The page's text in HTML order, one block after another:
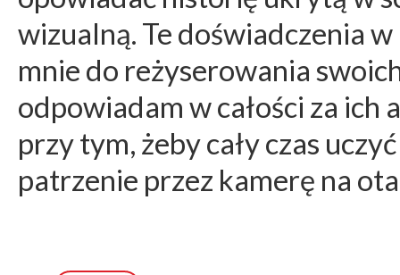
wizualną. Te doświadczenia
mnie do reżyserowania
odpowiadam w całości za
przy tym, żeby cały czas
patrzenie przez kamerę na